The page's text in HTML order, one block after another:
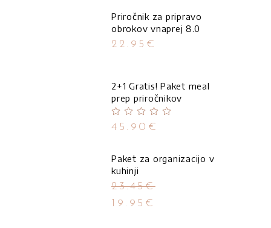
Priročnik za pripravo
obrokov vnaprej 8.0
22.95 €
2+1 Gratis! Paket meal
prep priročnikov
5.00od
45.90 €
Paket za organizacijo v
kuhinji
23.45€
19.95 €